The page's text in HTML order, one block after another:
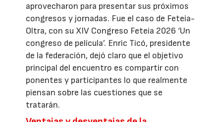
aprovecharon para presentar sus próximos
congresos y jornadas. Fue el caso de Feteia-
Oltra, con su XIV Congreso Feteia 2026 ‘Un
congreso de película’. Enric Ticó, presidente
de la federación, dejó claro que el objetivo
principal del encuentro es compartir con
ponentes y participantes lo que realmente
piensan sobre las cuestiones que se
tratarán.